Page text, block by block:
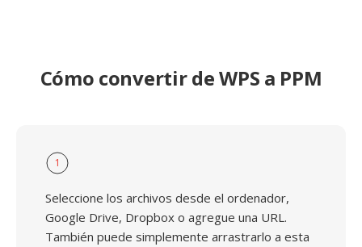
Cómo convertir de WPS a PPM
1
Seleccione los archivos desde el ordenador,
Google Drive, Dropbox o agregue una URL.
También puede simplemente arrastrarlo a esta